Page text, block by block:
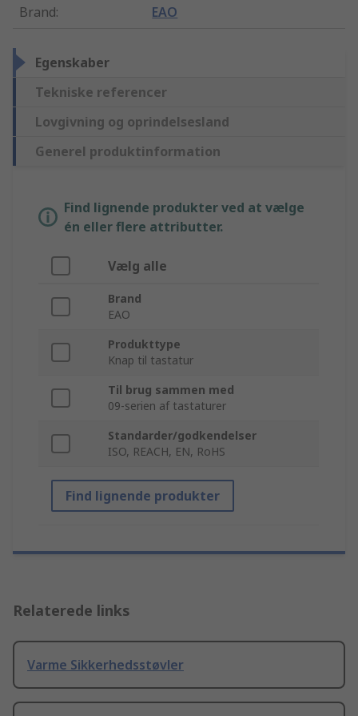
Brand: EAO
Egenskaber
Tekniske referencer
Lovgivning og oprindelsesland
Generel produktinformation
Find lignende produkter ved at vælge
én eller flere attributter.
Vælg alle
Brand
EAO
Produkttype
Knap til tastatur
Til brug sammen med
09-serien af tastaturer
Standarder/godkendelser
ISO, REACH, EN, RoHS
Find lignende produkter
Relaterede links
Varme Sikkerhedsstøvler